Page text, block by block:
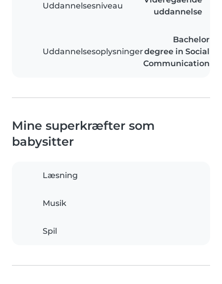
Uddannelsesniveau
uddannelse
Uddannelsesoplysninger
Bachelor
degree in Social
Communication
Mine superkræfter som
babysitter
Læsning
Musik
Spil